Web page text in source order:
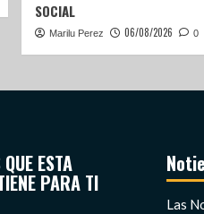
SOCIAL
Marilu Perez 06/08/2026 0
ESTA
PARA TI
Las